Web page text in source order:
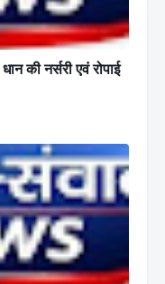
की नर्सरी एवं रोपाई